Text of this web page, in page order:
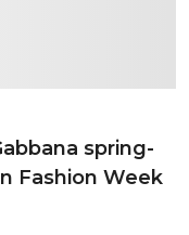
spring-
Fashion Week